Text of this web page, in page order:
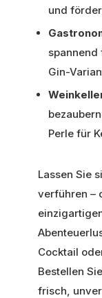
und
spannend
Gin-
Perle für
Lassen Sie
verführen –
Cocktail
Bestellen
frisch,